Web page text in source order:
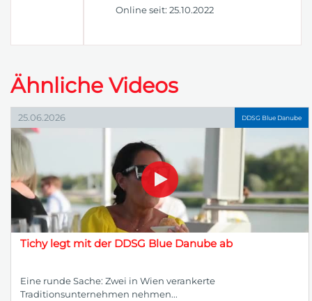
Online seit: 25.10.2022
Ähnliche Videos
25.06.2026 DDSG Blue Danube
Tichy legt mit der DDSG Blue Danube ab
Eine runde Sache: Zwei in Wien verankerte
Traditionsunternehmen nehmen...